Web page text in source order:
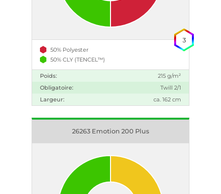
50% Polyester
50% CLY (TENCEL™)
Poids:
215 g/m²
Obligatoire:
Twill 2/1
Largeur:
ca. 162 cm
3
26263 Emotion 200 Plus